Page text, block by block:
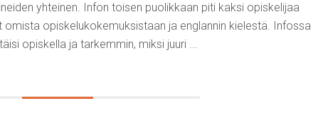
yhteinen. Infon toisen puolikkaan piti kaksi opiskelijaa
opiskelukokemuksistaan ja englannin kielestä. Infossa
opiskella ja tarkemmin, miksi juuri ...